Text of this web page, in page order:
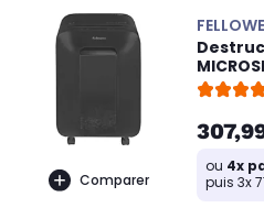
Comparer
ou 4x
puis 3x